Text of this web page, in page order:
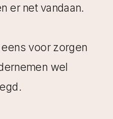
er net vandaan.
voor zorgen
wel